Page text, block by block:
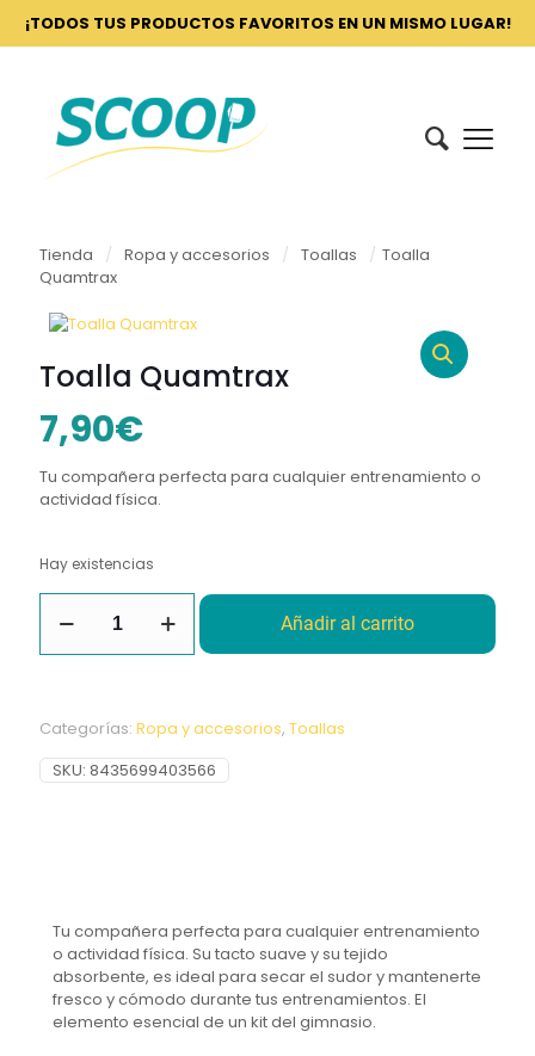
¡TODOS TUS PRODUCTOS FAVORITOS EN UN MISMO LUGAR!
Tienda / Ropa y accesorios / Toallas / Toalla
Quamtrax
Toalla Quamtrax
7,90€
Tu compañera perfecta para cualquier entrenamiento o
actividad física.
Hay existencias
Quamtrax
cantidad
Añadir al carrito
Categorías: Ropa y accesorios, Toallas
SKU: 8435699403566
Tu compañera perfecta para cualquier entrenamiento
o actividad física. Su tacto suave y su tejido
absorbente, es ideal para secar el sudor y mantenerte
fresco y cómodo durante tus entrenamientos. El
elemento esencial de un kit del gimnasio.